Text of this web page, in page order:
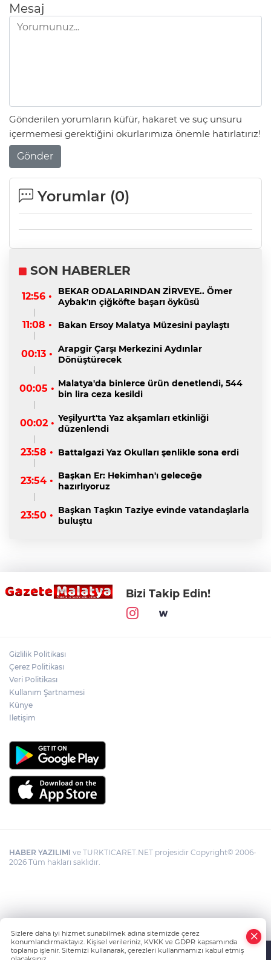
Mesaj
Gönderilen yorumların küfür, hakaret ve suç unsuru
içermemesi gerektiğini okurlarımıza önemle hatırlatırız!
Gönder
Yorumlar (0)
SON HABERLER
12:56 •
BEKAR ODALARINDAN ZİRVEYE.. Ömer
Aybak'ın çiğköfte başarı öyküsü
11:08 • Bakan Ersoy Malatya Müzesini paylaştı
00:13 • Arapgir Çarşı Merkezini Aydınlar
Dönüştürecek
00:05 • Malatya'da binlerce ürün denetlendi, 544
bin lira ceza kesildi
00:02 • Yeşilyurt'ta Yaz akşamları etkinliği
düzenlendi
23:58 • Battalgazi Yaz Okulları şenlikle sona erdi
23:54 • Başkan Er: Hekimhan'ı geleceğe
hazırlıyoruz
23:50 • Başkan Taşkın Taziye evinde vatandaşlarla
buluştu
Bizi Takip Edin!
Gizlilik Politikası
Çerez Politikası
Veri Politikası
Kullanım Şartnamesi
Künye
İletişim
HABER YAZILIMI ve TURKTICARET.NET projesidir Copyright© 2006-
2026 Tüm hakları saklıdır.
Sizlere daha iyi hizmet sunabilmek adına sitemizde çerez
konumlandırmaktayız. Kişisel verileriniz, KVKK ve GDPR kapsamında
toplanıp işlenir. Sitemizi kullanarak, çerezleri kullanmamızı kabul etmiş